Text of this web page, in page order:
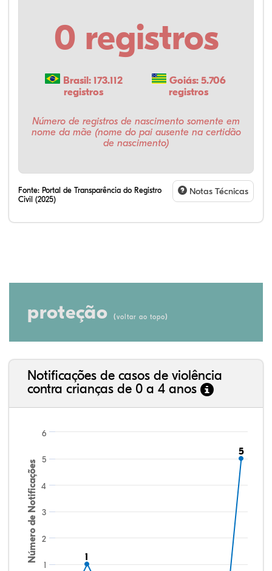
0 registros
Brasil: 173.112
registros
Goiás: 5.706
registros
Número de registros de nascimento somente em
nome da mãe (nome do pai ausente na certidão
de nascimento)
Fonte: Portal de Transparência do Registro
Civil (2025)
Notas Técnicas
proteção (voltar ao topo)
Notificações de casos de violência
contra crianças de 0 a 4 anos
Número de Notificações 11
5
5
1
2
3
4
5
6